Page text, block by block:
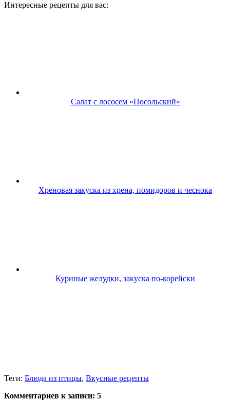
Интересные рецепты для вас:
Салат с лососем «Посольский»
Хреновая закуска из хрена, помидоров и чеснока
Куриные желудки, закуска по-корейски
Теги: Блюда из птицы, Вкусные рецепты
Комментариев к записи: 5